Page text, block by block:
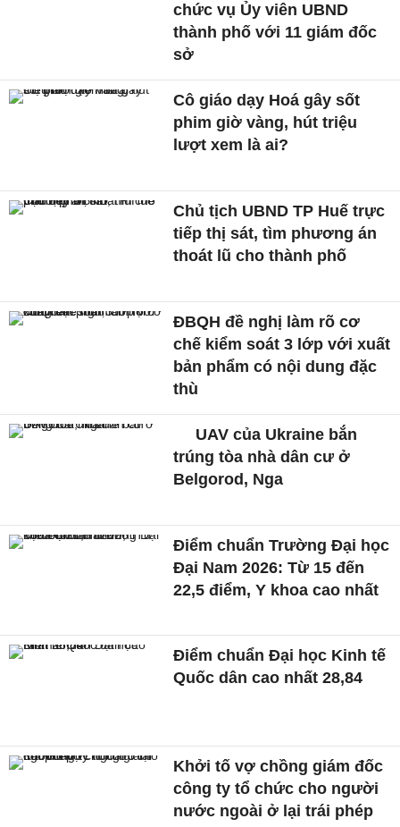
chức vụ Ủy viên UBND
thành phố với 11 giám đốc
sở
Cô giáo dạy Hoá gây sốt
phim giờ vàng, hút triệu
lượt xem là ai?
Chủ tịch UBND TP Huế trực
tiếp thị sát, tìm phương án
thoát lũ cho thành phố
ĐBQH đề nghị làm rõ cơ
chế kiểm soát 3 lớp với xuất
bản phẩm có nội dung đặc
thù
UAV của Ukraine bắn
trúng tòa nhà dân cư ở
Belgorod, Nga
Điểm chuẩn Trường Đại học
Đại Nam 2026: Từ 15 đến
22,5 điểm, Y khoa cao nhất
Điểm chuẩn Đại học Kinh tế
Quốc dân cao nhất 28,84
Khởi tố vợ chồng giám đốc
công ty tổ chức cho người
nước ngoài ở lại trái phép